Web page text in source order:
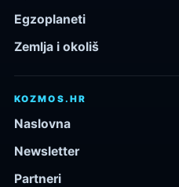
Egzoplaneti
Zemlja i okoliš
KOZMOS.HR
Naslovna
Newsletter
Partneri